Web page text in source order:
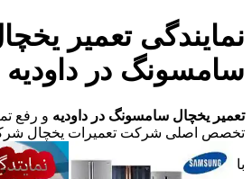
نمایندگی تعمیر
سامسونگ در داودیه
تعمیر یخچال سامسونگ در داودیه و رفع
تخصص اصلی شرکت تعمیرات یخچال
با